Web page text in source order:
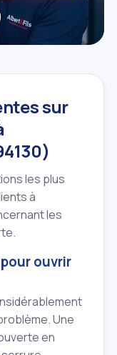
sur
les plus
à
les
ouvrir
Une
en